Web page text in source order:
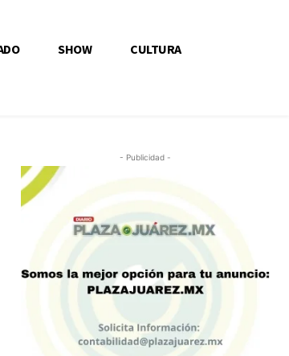
SHOW CULTURA
- Publicidad -